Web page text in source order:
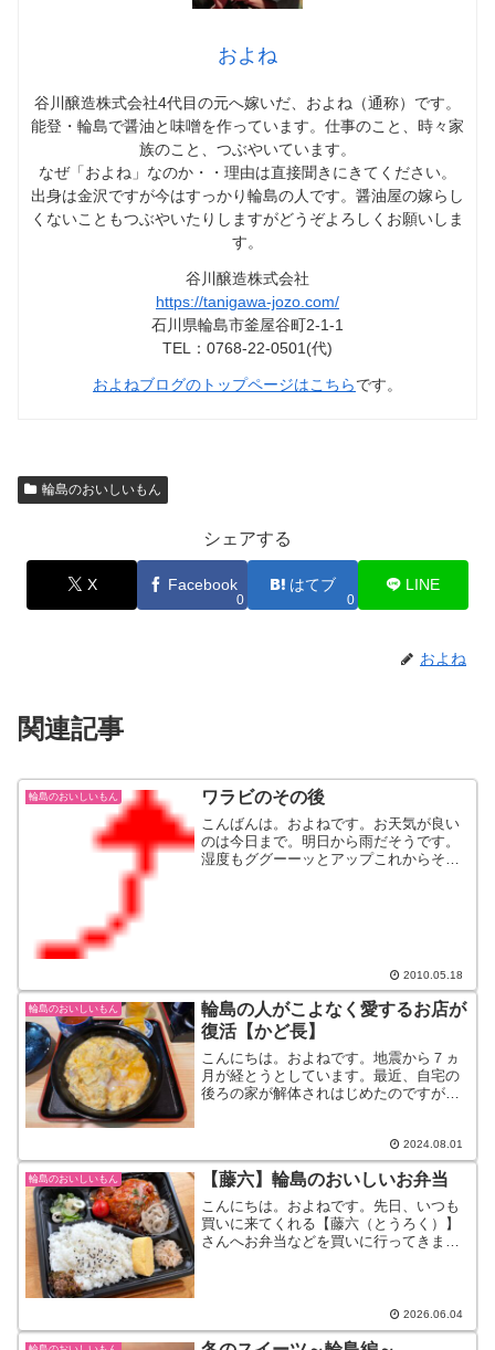
およね
谷川醸造株式会社4代目の元へ嫁いだ、およね（通称）です。
能登・輪島で醤油と味噌を作っています。仕事のこと、時々家
族のこと、つぶやいています。
なぜ「およね」なのか・・理由は直接聞きにきてください。
出身は金沢ですが今はすっかり輪島の人です。醤油屋の嫁らし
くないこともつぶやいたりしますがどうぞよろしくお願いしま
す。
谷川醸造株式会社
https://tanigawa-jozo.com/
石川県輪島市釜屋谷町2-1-1
TEL：0768-22-0501(代)
およねブログのトップページはこちらです。
輪島のおいしいもん
シェアする
X Facebook
0
はてブ
0
LINE
およね
関連記事
輪島のおいしいもん ワラビのその後
こんばんは。およねです。お天気が良い
のは今日まで。明日から雨だそうです。
湿度もググーーッとアップこれからそん
2010.05.18
輪島のおいしいもん
輪島の人がこよなく愛するお店が
復活【かど長】
こんにちは。およねです。地震から７ヵ
月が経とうとしています。最近、自宅の
後ろの家が解体されはじめたのですが１
風景が変わると、違和感ありますね。さ
て、そんな中でも谷川醸造...
2024.08.01
輪島のおいしいもん 【藤六】輪島のおいしいお弁当
こんにちは。およねです。先日、いつも
買いに来てくれる【藤六（とうろく）】
さんへお弁当などを買いに行ってきまし
2026.06.04